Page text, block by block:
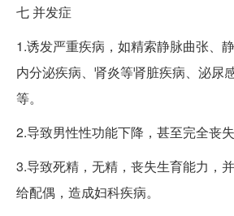
七并发症
1.诱发严重疾病，如精索静脉曲张、
内分泌疾病、肾炎等肾脏疾病、泌尿
等。
2.导致男性性功能下降，甚至完全丧失
3.导致死精，无精，丧失生育能力，
给配偶，造成妇科疾病。